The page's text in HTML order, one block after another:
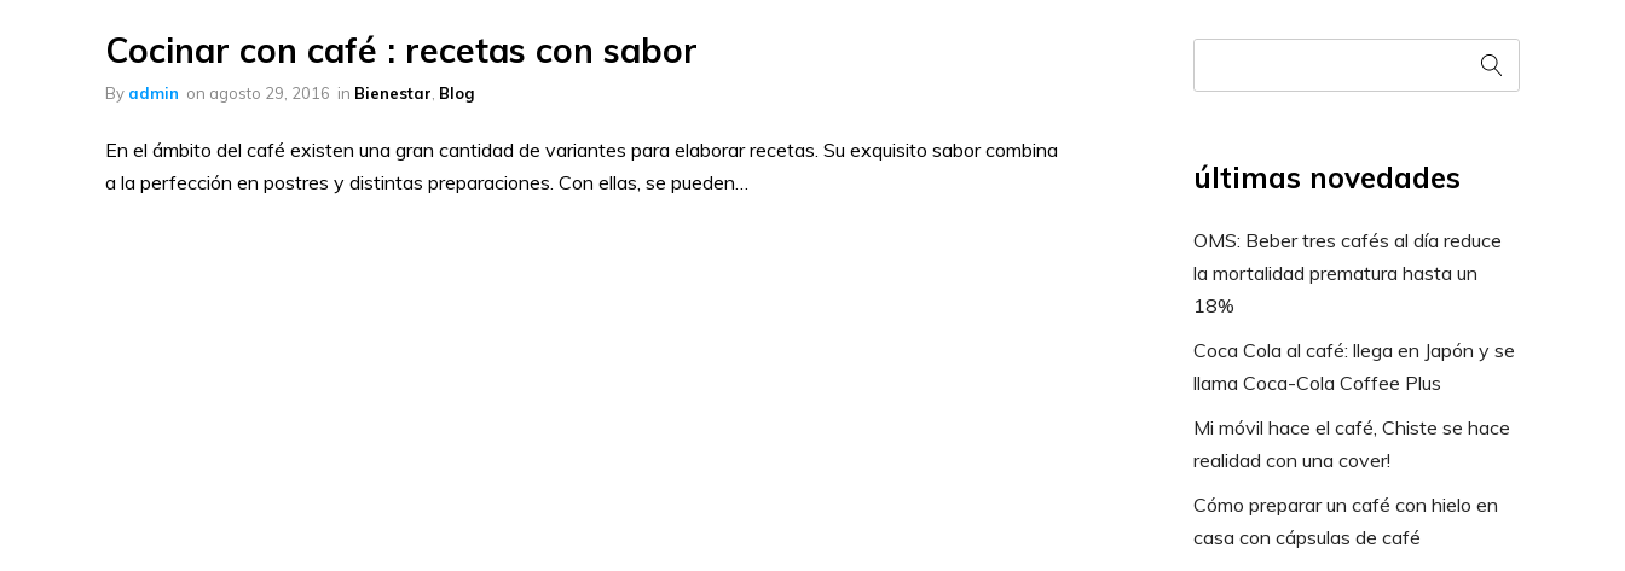
Cocinar con café : recetas con sabor
By admin on agosto 29, 2016 in Bienestar Blog
En el ámbito del café existen una gran cantidad de variantes para elaborar recetas. Su exquisito sabor combina
a la perfección en postres y distintas preparaciones. Con ellas, se pueden…
últimas novedades
OMS: Beber tres cafés al día reduce
la mortalidad prematura hasta un
18%
Coca Cola al café: llega en Japón y se
llama Coca-Cola Coffee Plus
Mi móvil hace el café, Chiste se hace
realidad con una cover!
Cómo preparar un café con hielo en
casa con cápsulas de café